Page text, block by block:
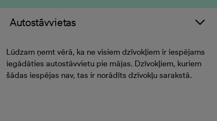
Autostāvvietas
Lūdzam ņemt vērā, ka ne visiem dzīvokļiem ir iespējams
iegādāties autostāvvietu pie mājas. Dzīvokļiem, kuriem
šādas iespējas nav, tas ir norādīts dzīvokļu sarakstā.